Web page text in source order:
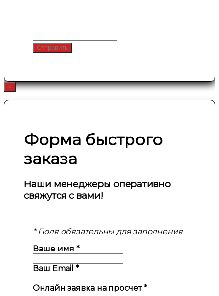
Отправить
×
Форма быстрого
заказа
Наши менеджеры оперативно
свяжутся с вами!
* Поля обязательны для заполнения
Ваше имя *
Ваш Email *
Онлайн заявка на просчет*